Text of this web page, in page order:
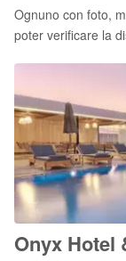
Ognuno con foto,
poter verificare la
Onyx Hotel